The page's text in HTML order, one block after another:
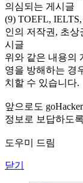
의심되는 게시글
(9) TOEFL,
인의 저작권, 초상
시글
위와 같은 내용의
영을 방해하는 경
치할 수 있습니다.
앞으로도
정보로 보답하도
도우미 드림
닫기